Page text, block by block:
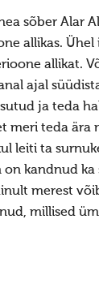
sõber Alar
allikas.
allikat.
ajal
ja teda
teda ära
leiti ta
kandnud
merest
millised